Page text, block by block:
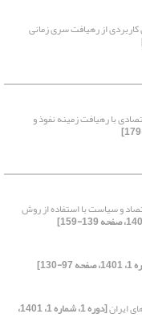
از رهیافت سری زمانی
با رهیافت زمینه نفوذ و
و سیاست با استفاده از روش
ایران [دوره 1، شماره 1، 1401،